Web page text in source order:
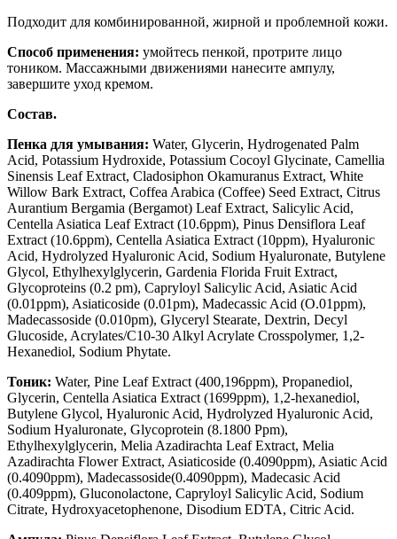
Подходит для комбинированной, жирной и проблемной кожи.
Способ применения: умойтесь пенкой, протрите лицо
тоником. Массажными движениями нанесите ампулу,
завершите уход кремом.
Состав.
Пенка для умывания: Water, Glycerin, Hydrogenated Palm
Acid, Potassium Hydroxide, Potassium Cocoyl Glycinate, Camellia
Sinensis Leaf Extract, Cladosiphon Okamuranus Extract, White
Willow Bark Extract, Coffea Arabica (Coffee) Seed Extract, Citrus
Aurantium Bergamia (Bergamot) Leaf Extract, Salicylic Acid,
Centella Asiatica Leaf Extract (10.6ppm), Pinus Densiflora Leaf
Extract (10.6ppm), Centella Asiatica Extract (10ppm), Hyaluronic
Acid, Hydrolyzed Hyaluronic Acid, Sodium Hyaluronate, Butylene
Glycol, Ethylhexylglycerin, Gardenia Florida Fruit Extract,
Glycoproteins (0.2 pm), Capryloyl Salicylic Acid, Asiatic Acid
(0.01ppm), Asiaticoside (0.01pm), Madecassic Acid (O.01ppm),
Madecassoside (0.010pm), Glyceryl Stearate, Dextrin, Decyl
Glucoside, Acrylates/C10-30 Alkyl Acrylate Crosspolymer, 1,2-
Hexanediol, Sodium Phytate.
Тоник: Water, Pine Leaf Extract (400,196ppm), Propanediol,
Glycerin, Centella Asiatica Extract (1699ppm), 1,2-hexanediol,
Butylene Glycol, Hyaluronic Acid, Hydrolyzed Hyaluronic Acid,
Sodium Hyaluronate, Glycoprotein (8.1800 Ppm),
Ethylhexylglycerin, Melia Azadirachta Leaf Extract, Melia
Azadirachta Flower Extract, Asiaticoside (0.4090ppm), Asiatic Acid
(0.4090ppm), Madecassoside(0.4090ppm), Madecasic Acid
(0.409ppm), Gluconolactone, Capryloyl Salicylic Acid, Sodium
Citrate, Hydroxyacetophenone, Disodium EDTA, Citric Acid.